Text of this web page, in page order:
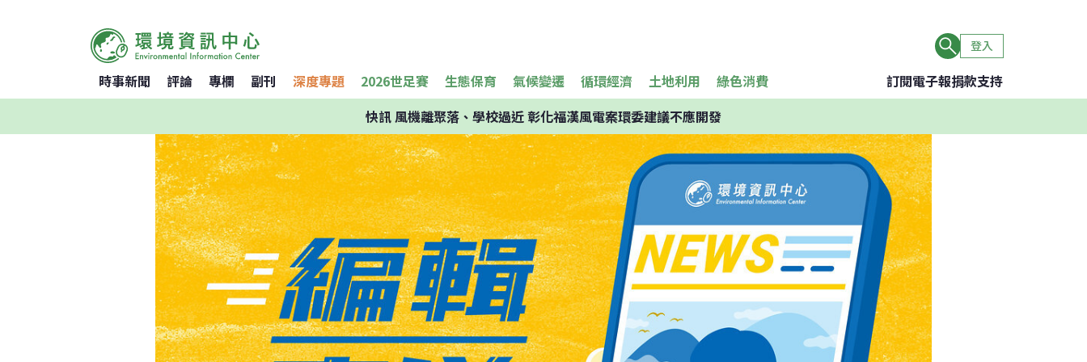
登入
時事新聞 評論 專欄 副刊 深度專題 2026世足賽 生態保育 氣候變遷 循環經濟 土地利用 綠色消費 訂閱電子報捐款支持
快訊風機離聚落、學校過近 彰化福漢風電案環委建議不應開發